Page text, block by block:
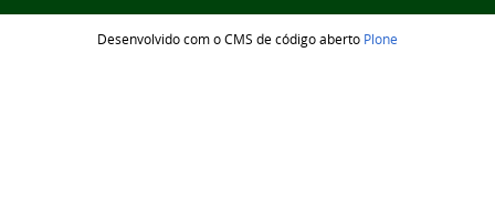
Desenvolvido com o CMS de código aberto Plone